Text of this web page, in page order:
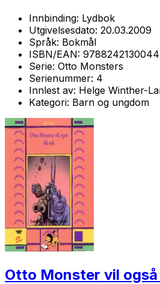
Innbinding: Lydbok
Utgivelsesdato: 20.03.2009
Språk: Bokmål
ISBN/EAN: 9788242130044
Serie: Otto Monsters
Serienummer: 4
Innlest av: Helge Winther-
Kategori: Barn og ungdom
Otto Monster vil